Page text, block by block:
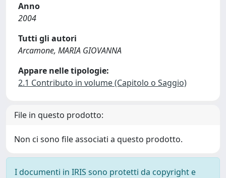
Anno
2004
Tutti gli autori
Arcamone, MARIA GIOVANNA
Appare nelle tipologie:
2.1 Contributo in volume (Capitolo o Saggio)
File in questo prodotto:
Non ci sono file associati a questo prodotto.
I documenti in IRIS sono protetti da copyright e